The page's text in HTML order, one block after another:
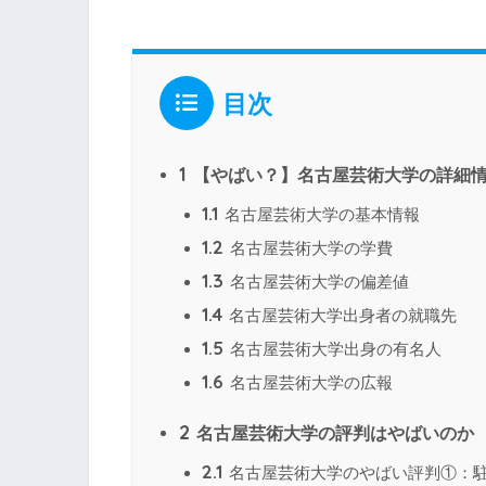
目次
1 【やばい？】名古屋芸術大学の詳細
1.1 名古屋芸術大学の基本情報
1.2 名古屋芸術大学の学費
1.3 名古屋芸術大学の偏差値
1.4 名古屋芸術大学出身者の就職先
1.5 名古屋芸術大学出身の有名人
1.6 名古屋芸術大学の広報
2 名古屋芸術大学の評判はやばいのか
2.1 名古屋芸術大学のやばい評判①：